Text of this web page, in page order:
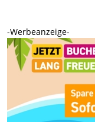
-Werbeanzeige-